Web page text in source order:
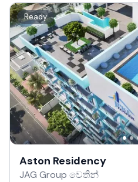
Ready
Aston Residency
JAG Group වෙතින්